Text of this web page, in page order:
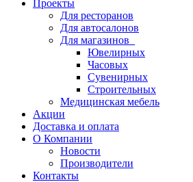
Проекты
Для ресторанов
Для автосалонов
Для магазинов
Ювелирных
Часовых
Сувенирных
Строительных
Медицинская мебель
Акции
Доставка и оплата
О Компании
Новости
Производители
Контакты